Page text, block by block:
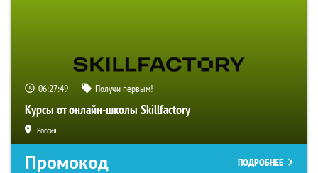
06:27:48 Получи первым!
Курсы от онлайн-школы Skillfactory
Россия
Промокод ПОДРОБНЕЕ